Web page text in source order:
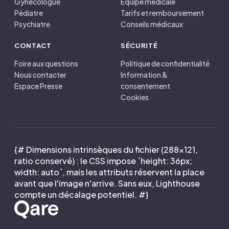
Pédiatre
Psychiatre
Tarifs et remboursement
Conseils médicaux
CONTACT
Foire aux questions
Nous contacter
Espace Presse
SÉCURITÉ
Politique de confidentialité
Information &
consentement
Cookies
{# Dimensions intrinsèques du fichier (288×121,
ratio conservé) : le CSS impose `height: 36px;
width: auto`, mais les attributs réservent la place
avant que l'image n'arrive. Sans eux, Lighthouse
compte un décalage potentiel. #}